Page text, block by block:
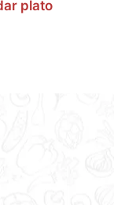
plato